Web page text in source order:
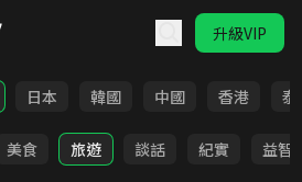
升級VIP
日本 韓國 中國 香港 泰
美食 旅遊 談話 紀實 益智